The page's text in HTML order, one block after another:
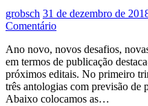
grobsch 31 de dezembro de
Comentário
Ano novo, novos desafios,
em termos de publicação
próximos editais. No primeiro
três antologias com previsão de
Abaixo colocamos as…